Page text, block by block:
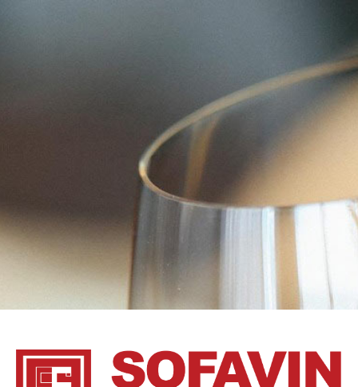
NON CLASSÉ
Home Page NON CLASSÉ
No products were found matching your selection.